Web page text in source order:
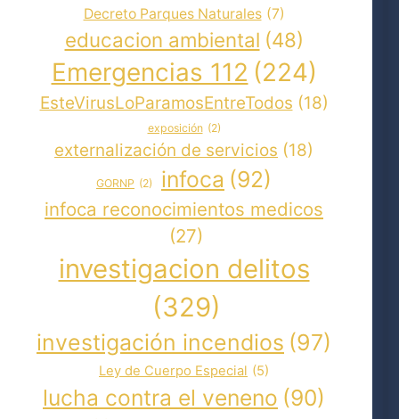
Decreto Parques Naturales (7)
educacion ambiental (48)
Emergencias 112 (224)
EsteVirusLoParamosEntreTodos (18)
exposición (2)
externalización de servicios (18)
GORNP (2) infoca (92)
infoca reconocimientos medicos
(27)
investigacion delitos
(329)
investigación incendios (97)
Ley de Cuerpo Especial (5)
lucha contra el veneno (90)